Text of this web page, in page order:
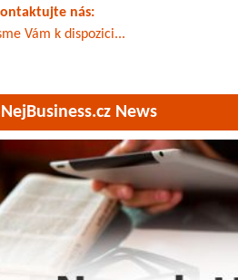
nás:
Vám k dispozici...
NejBusiness.cz News